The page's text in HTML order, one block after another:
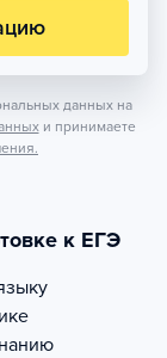
данных на
и принимаете
к ЕГЭ